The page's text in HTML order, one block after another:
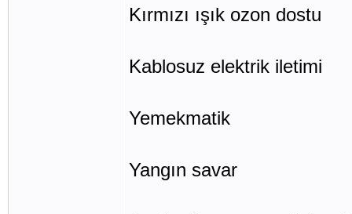
Kırmızı ışık ozon dostu
Kablosuz elektrik iletimi
Yemekmatik
Yangın savar